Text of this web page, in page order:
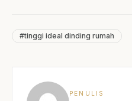
#tinggi ideal dinding rumah
PENULIS